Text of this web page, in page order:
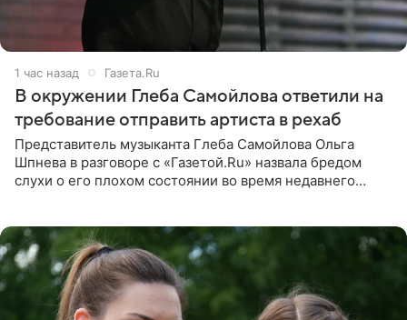
1 час назад Газета.Ru
В окружении Глеба Самойлова ответили на
требование отправить артиста в рехаб
Представитель музыканта Глеба Самойлова Ольга
Шпнева в разговоре с «Газетой.Ru» назвала бредом
слухи о его плохом состоянии во время недавнего